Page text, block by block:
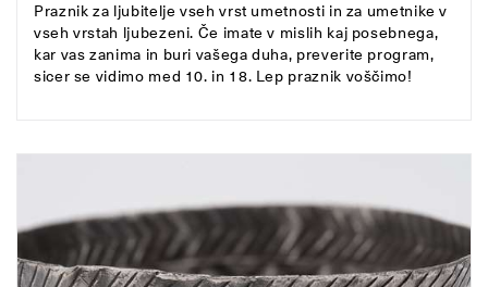
Praznik za ljubitelje vseh vrst umetnosti in za umetnike v
vseh vrstah ljubezeni. Če imate v mislih kaj posebnega,
kar vas zanima in buri vašega duha, preverite program,
sicer se vidimo med 10. in 18. Lep praznik voščimo!